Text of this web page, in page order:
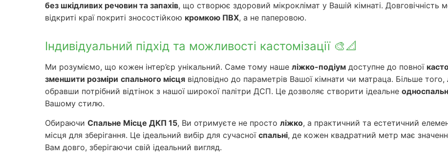
без шкідливих речовин та запахів, що створює здоровий мікроклімат у Вашій кімнаті. Довговічність
відкриті краї покриті зносостійкою кромкою ПВХ, а не паперовою.
Індивідуальний підхід та можливості кастомізації 🎨📐
Ми розуміємо, що кожен інтер’єр унікальний. Саме тому наше ліжко-подіум доступне до повної
зменшити розміри спального місця відповідно до параметрів Вашої кімнати чи матраца. Більше того,
обравши потрібний відтінок з нашої широкої палітри ДСП. Це дозволяє створити ідеальне
Вашому стилю.
Обираючи Спальне Місце ДКП 15, Ви отримуєте не просто ліжко, а практичний та естетичний
місця для зберігання. Це ідеальний вибір для сучасної спальні, де кожен квадратний метр має
Вам довго, зберігаючи свій ідеальний вигляд.